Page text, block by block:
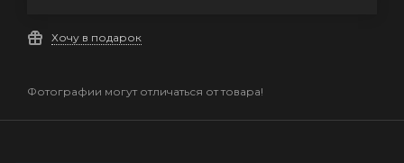
Хочу в подарок
Фотографии могут отличаться от товара!